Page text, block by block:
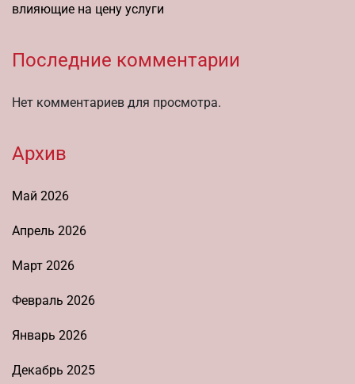
влияющие на цену услуги
Последние комментарии
Нет комментариев для просмотра.
Архив
Май 2026
Апрель 2026
Март 2026
Февраль 2026
Январь 2026
Декабрь 2025